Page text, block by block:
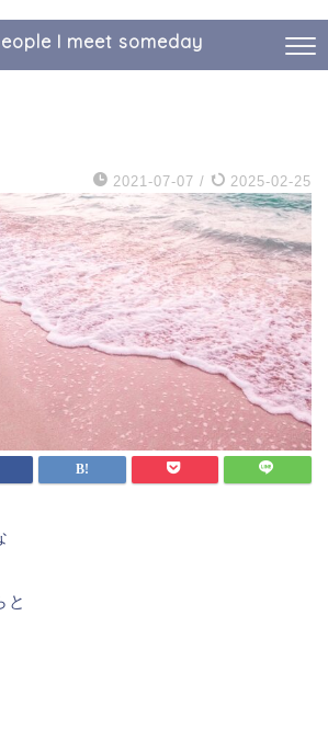
I meet someday
2021-07-07 / 2025-02-25
と